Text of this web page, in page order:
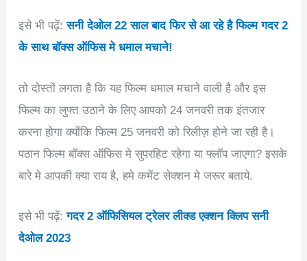
इसे भी पढ़ें:सनी देओल 22 साल बाद फिर से आ रहे है फिल्म गदर 2
के साथ बॉक्स ऑफिस मे धमाल मचाने!
तो दोस्तों लगता है कि यह फिल्म धमाल मचाने वाली है और इस
फिल्म का लुफ्त उठाने के लिए आपको 24 जनवरी तक इंतजार
करना होगा क्योंकि फिल्म 25 जनवरी को रिलीज़ होने जा रही है।
पठान फिल्म बॉक्स ऑफिस मे सुपरहिट रहेगा या फ्लॉप जाएगा? इसके
बारे मे आपकी क्या राय है, हमे कमेंट सेक्शन मे जरूर बताये.
इसे भी पढ़ें:गदर 2 ऑफिसियल ट्रेलर लीक्ड एक्शन क्लिप सनी
देओल 2023